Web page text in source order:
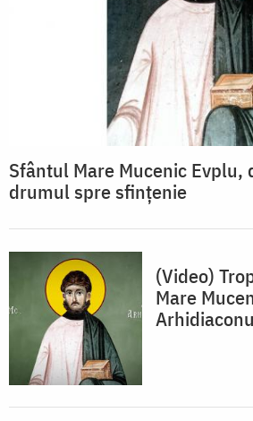
Sfântul Mare Mucenic Evplu,
drumul spre sfințenie
(Video)
Mare